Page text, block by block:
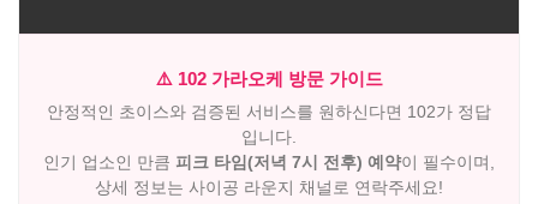
⚠️ 102 가라오케 방문 가이드
안정적인 초이스와 검증된 서비스를 원하신다면 102가 정답
입니다.
인기 업소인 만큼 피크 타임(저녁 7시 전후) 예약이 필수이며,
상세 정보는 사이공 라운지 채널로 연락주세요!